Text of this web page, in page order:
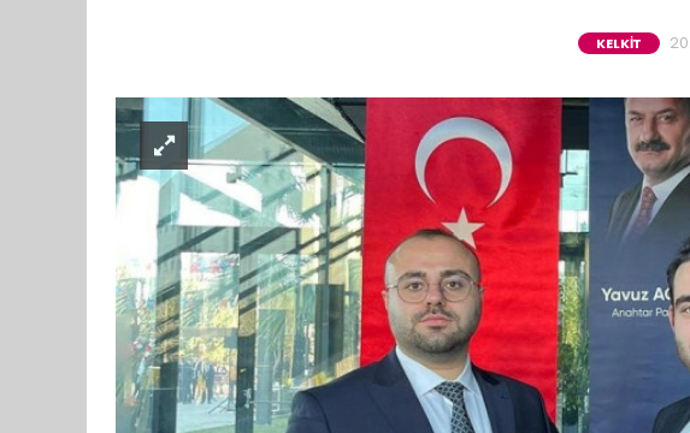
KELKİT